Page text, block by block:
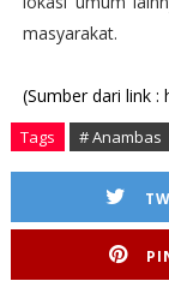
masyarakat.
(Sumber dari link
Tags # Anambas